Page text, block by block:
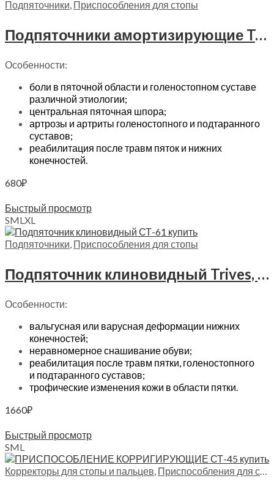
Подпяточники, Приспособления для стопы
Подпяточники амортизирующие Trives, СТ-233
Особенности:
боли в пяточной области и голеностопном суставе
различной этиологии;
центральная пяточная шпора;
артрозы и артриты голеностопного и подтаранного
суставов;
реабилитация после травм пяток и нижних
конечностей.
680₽
Быстрый просмотр
SMLXL
Подпяточники, Приспособления для стопы
Подпяточник клиновидный Trives, СТ-61
Особенности:
вальгусная или варусная деформации нижних
конечностей;
неравномерное снашивание обуви;
реабилитация после травм пятки, голеностопного
и подтаранного суставов;
трофические изменения кожи в области пятки.
1660₽
Быстрый просмотр
SML
Корректоры для стопы и пальцев, Приспособления для стопы